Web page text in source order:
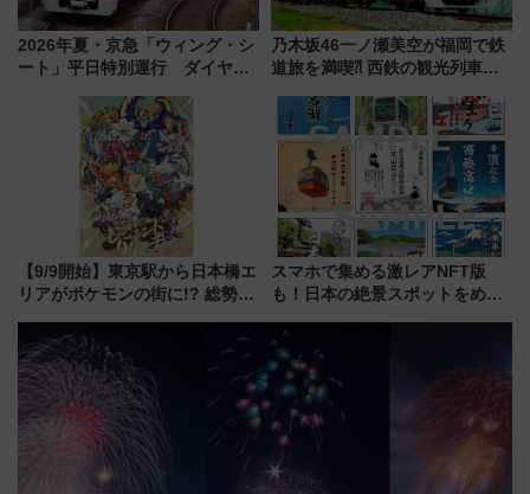
2026年夏・京急「ウィング・シ
ート」平日特別運行 ダイヤ・
三浦海岸を堪能できるお出かけ
プランもご紹介
乃木坂46一ノ瀬美空が福岡で鉄
道旅を満喫⁈ 西鉄の観光列車
CHIKUGO」で巡る福岡･太宰
府･柳川の旅！YouTubeが公開
【9/9開始】東京駅から日本橋エ
リアがポケモンの街に!? 総勢
リサーチ」本格謎解き・グッズ
情報まとめ
スマホで集める激レアNFT版
も！日本の絶景スポットをめぐ
ん)」企画がスタート